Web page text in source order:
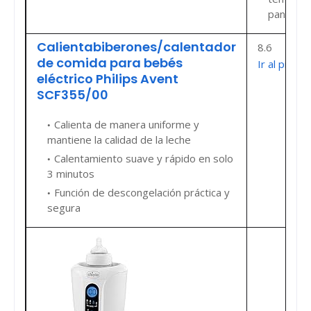
pantalla
Calientabiberones/calentador
de comida para bebés
eléctrico Philips Avent
SCF355/00
Calienta de manera uniforme y
mantiene la calidad de la leche
Calentamiento suave y rápido en solo
3 minutos
Función de descongelación práctica y
segura
8.6
Ir al precio